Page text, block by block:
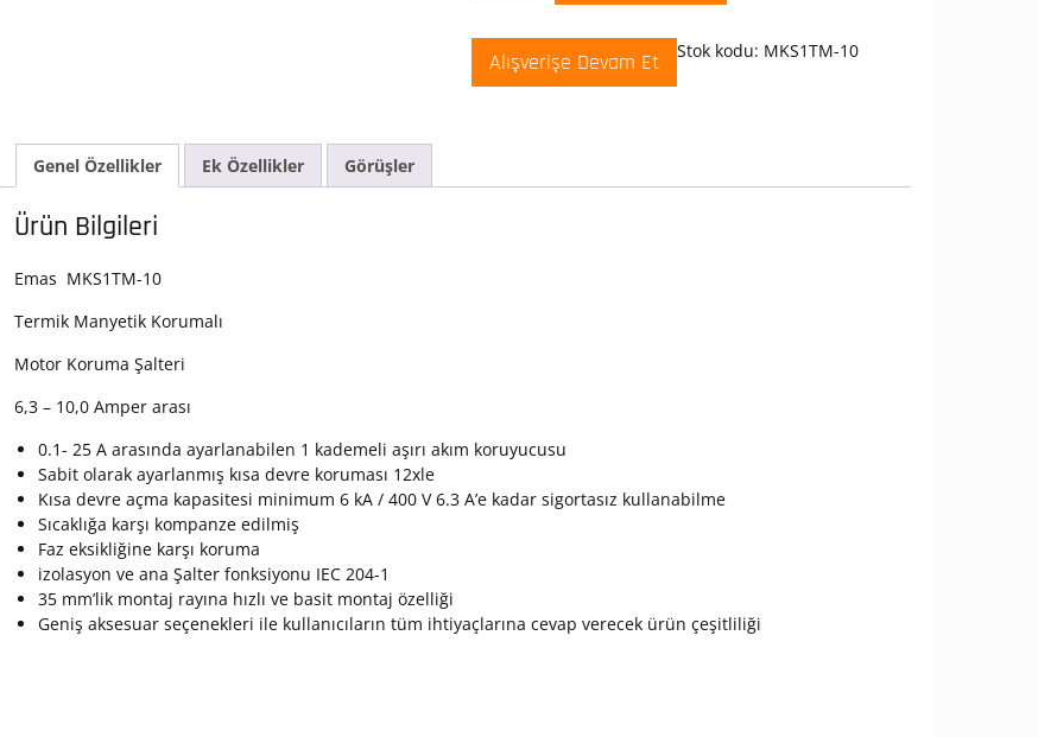
Koruma
Şalteri
6,3-
Alışverişe Devam Et Stok kodu: MKS1TM-10
Genel Özellikler Ek Özellikler Görüşler
Ürün Bilgileri
Emas MKS1TM-10
Termik Manyetik Korumalı
Motor Koruma Şalteri
6,3 – 10,0 Amper arası
0.1- 25 A arasında ayarlanabilen 1 kademeli aşırı akım koruyucusu
Sabit olarak ayarlanmış kısa devre koruması 12xle
Kısa devre açma kapasitesi minimum 6 kA / 400 V 6.3 A’e kadar sigortasız kullanabilme
Sıcaklığa karşı kompanze edilmiş
Faz eksikliğine karşı koruma
izolasyon ve ana Şalter fonksiyonu IEC 204-1
35 mm’lik montaj rayına hızlı ve basit montaj özelliği
Geniş aksesuar seçenekleri ile kullanıcıların tüm ihtiyaçlarına cevap verecek ürün çeşitliliği